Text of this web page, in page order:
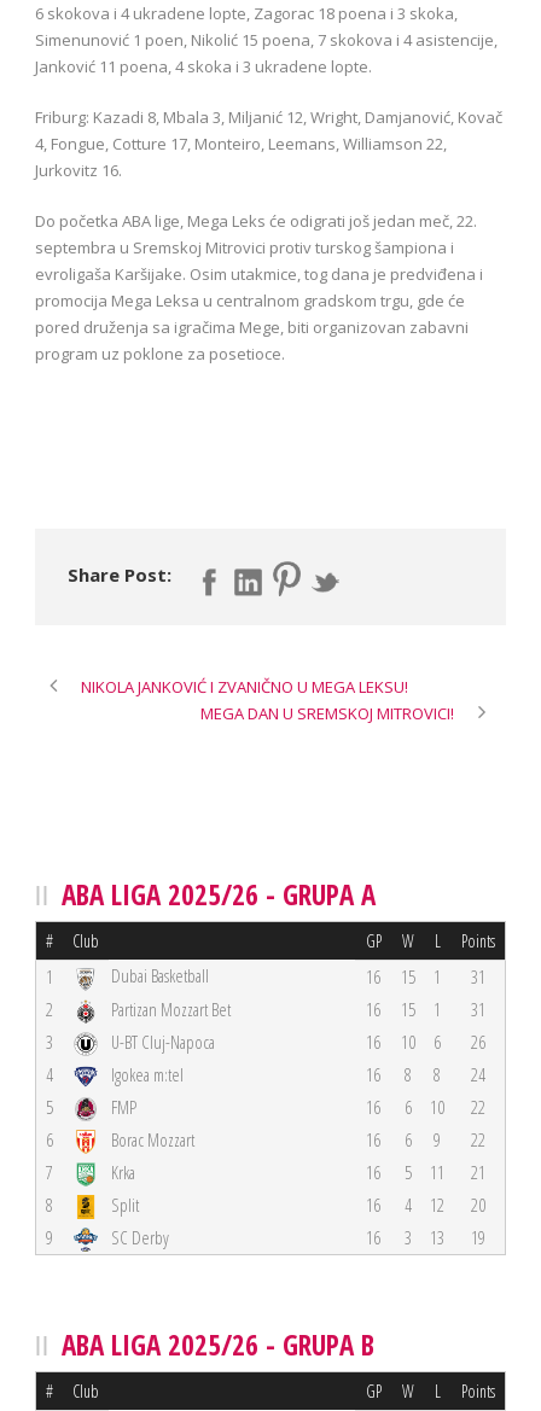
6 skokova i 4 ukradene lopte, Zagorac 18 poena i 3 skoka,
Simenunović 1 poen, Nikolić 15 poena, 7 skokova i 4 asistencije,
Janković 11 poena, 4 skoka i 3 ukradene lopte.
Friburg: Kazadi 8, Mbala 3, Miljanić 12, Wright, Damjanović, Kovač
4, Fongue, Cotture 17, Monteiro, Leemans, Williamson 22,
Jurkovitz 16.
Do početka ABA lige, Mega Leks će odigrati još jedan meč, 22.
septembra u Sremskoj Mitrovici protiv turskog šampiona i
evroligaša Karšijake. Osim utakmice, tog dana je predviđena i
promocija Mega Leksa u centralnom gradskom trgu, gde će
pored druženja sa igračima Mege, biti organizovan zabavni
program uz poklone za posetioce.
Share Post:
NIKOLA JANKOVIĆ I ZVANIČNO U MEGA LEKSU!
MEGA DAN U SREMSKOJ MITROVICI!
ABA LIGA 2025/26 - GRUPA A
# Club GP W L Points
1 Dubai Basketball 16 15 1
31
2
Partizan Mozzart Bet 16 15 1
31
3
U-BT Cluj-Napoca 16 10 6
26
4
Igokea m:tel 16 8 8
24
5
FMP 16 6 10
22
6
Borac Mozzart 16 6 9
22
7
Krka 16 5 11
21
8
Split 16 4 12
20
9
SC Derby 16 3 13 19
ABA LIGA 2025/26 - GRUPA B
# Club GP W L Points